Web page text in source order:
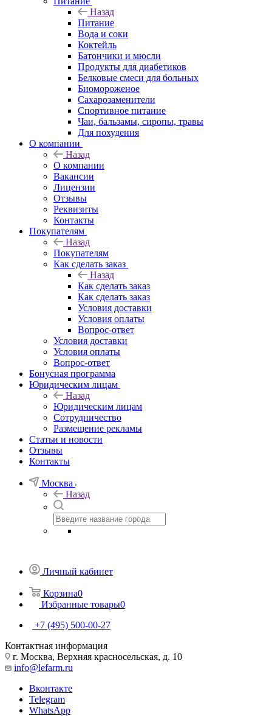
Назад
Питание
Вода и соки
Коктейль
Батончики и мюсли
Продукты для диабетиков
Белковые смеси для больных
Биомороженое
Сахарозаменители
Спортивное питание
Чаи, бальзамы, сиропы, травы
Для похудения
О компании
Назад
О компании
Вакансии
Лицензии
Отзывы
Реквизиты
Контакты
Покупателям
Назад
Покупателям
Как сделать заказ
Назад
Как сделать заказ
Как сделать заказ
Условия доставки
Условия оплаты
Вопрос-ответ
Условия доставки
Условия оплаты
Вопрос-ответ
Бонусная программа
Юридическим лицам
Назад
Юридическим лицам
Сотрудничество
Размещение рекламы
Статьи и новости
Отзывы
Контакты
Москва
Назад
Личный кабинет
Корзина0
Избранные товары0
+7 (495) 500-00-27
Контактная информация
г. Москва, Верхняя красносельская, д. 10
info@lefarm.ru
Вконтакте
Telegram
WhatsApp